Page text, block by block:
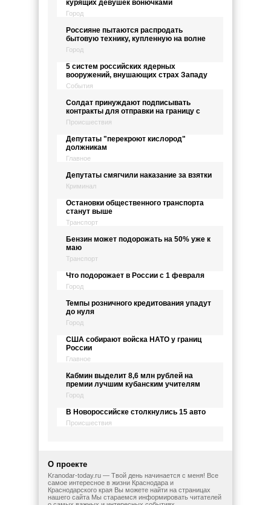
курящих девушек вонючками
Город
Россияне пытаются распродать
бытовую технику, купленную на волне
Город
5 систем российских ядерных
вооружений, внушающих страх Западу
События
Солдат принуждают подписывать
контракты для отправки на границу с
Происшествия
Депутаты "перекроют кислород"
должникам
Главное
Депутаты смягчили наказание за взятки
Криминал
Остановки общественного транспорта
станут выше
Транспорт
Бензин может подорожать на 50% уже к
маю
Транспорт
Что подорожает в России с 1 февраля
Город
Темпы розничного кредитования упадут
до нуля
Город
США собирают войска НАТО у границ
России
Главное
Кабмин выделит 8,6 млн рублей на
премии лучшим кубанским учителям
Город
В Новороссийске столкнулись 15 авто
Происшествия
О проекте
Kranodar-today.ru — Твой день начинается с меня! Все
самое интересное в жизни Краснодара и
Краснодарского края Вы можете найти на страницах
нашего сайта Мы стараемся информировать читателей